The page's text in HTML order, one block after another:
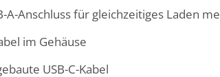
A-Anschluss für gleichzeitiges Laden
im Gehäuse
USB-C-Kabel